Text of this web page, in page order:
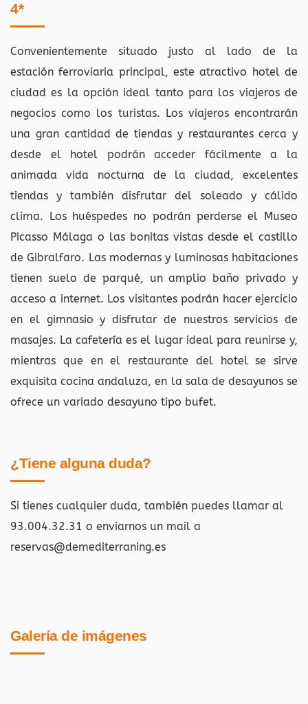
4*
Convenientemente situado justo al lado de la
estación ferroviaria principal, este atractivo hotel de
ciudad es la opción ideal tanto para los viajeros de
negocios como los turistas. Los viajeros encontrarán
una gran cantidad de tiendas y restaurantes cerca y
desde el hotel podrán acceder fácilmente a la
animada vida nocturna de la ciudad, excelentes
tiendas y también disfrutar del soleado y cálido
clima. Los huéspedes no podrán perderse el Museo
Picasso Málaga o las bonitas vistas desde el castillo
de Gibralfaro. Las modernas y luminosas habitaciones
tienen suelo de parqué, un amplio baño privado y
acceso a internet. Los visitantes podrán hacer ejercicio
en el gimnasio y disfrutar de nuestros servicios de
masajes. La cafetería es el lugar ideal para reunirse y,
mientras que en el restaurante del hotel se sirve
exquisita cocina andaluza, en la sala de desayunos se
ofrece un variado desayuno tipo bufet.
¿Tiene alguna duda?
Si tienes cualquier duda, también puedes llamar al
93.004.32.31 o enviarnos un mail a
reservas@demediterraning.es
Galería de imágenes